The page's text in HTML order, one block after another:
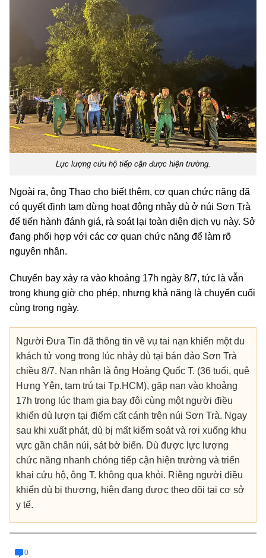
Lực lượng cứu hộ tiếp cận được hiện trường.
Ngoài ra, ông Thao cho biết thêm, cơ quan chức năng đã
có quyết định tạm dừng hoạt động nhảy dù ở núi Sơn Trà
để tiến hành đánh giá, rà soát lại toàn diện dịch vụ này. Sở
đang phối hợp với các cơ quan chức năng để làm rõ
nguyên nhân.
Chuyến bay xảy ra vào khoảng 17h ngày 8/7, tức là vẫn
trong khung giờ cho phép, nhưng khả năng là chuyến cuối
cùng trong ngày.
Người Đưa Tin đã thông tin về vụ tai nạn khiến một du
khách tử vong trong lúc nhảy dù tại bán đảo Sơn Trà
chiều 8/7. Nạn nhân là ông Hoàng Quốc T. (36 tuổi, quê
Hưng Yên, tạm trú tại Tp.HCM), gặp nạn vào khoảng
17h trong lúc tham gia bay đôi cùng một người điều
khiển dù lượn tại điểm cất cánh trên núi Sơn Trà. Ngay
sau khi xuất phát, dù bị mất kiểm soát và rơi xuống khu
vực gần chân núi, sát bờ biển. Dù được lực lượng
chức năng nhanh chóng tiếp cận hiện trường và triển
khai cứu hộ, ông T. không qua khỏi. Riêng người điều
khiển dù bị thương, hiện đang được theo dõi tại cơ sở
y tế.
0